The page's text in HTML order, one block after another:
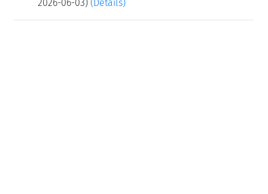
2026-06-03) (Details)